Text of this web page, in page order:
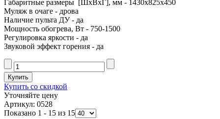
Габаритные размеры [ШxВxГ], мм - 1430x825x450
Муляж в очаге - дрова
Наличие пульта ДУ - да
Мощность обогрева, Вт - 750-1500
Регулировка яркости - да
Звуковой эффект горения - да
Купить со скидкой
Уточняйте цену
Артикул: 0528
Показано 1 - 15 из 15